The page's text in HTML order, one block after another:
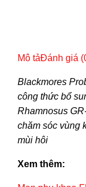
Mô tảĐánh giá
Blackmores
công thức bổ
Rhamnosus
chăm sóc vùng
mùi hôi
Xem thêm: